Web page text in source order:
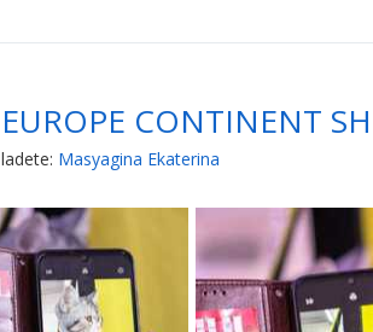
EUROPE CONTINENT
ladete: Masyagina Ekaterina